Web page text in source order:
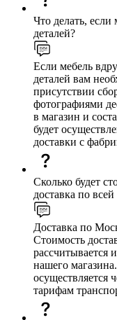
Что делать, если
деталей?
Если мебель
деталей вам
присутствии
фотографиями
в магазин и
будет
доставки с
Сколько будет
доставка по
Доставка по
Стоимость
рассчитывается
нашего
осуществляется
тарифам